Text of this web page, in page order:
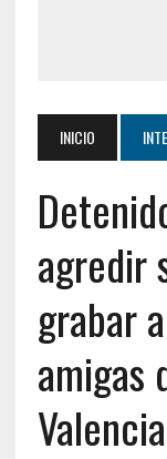
INICIO
agredir
grabar
amigas
Valencia